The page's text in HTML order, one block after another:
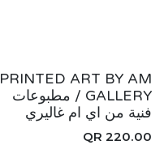
جديد!
PRINTED ART BY AM
GALLERY / مطبوعات
فنية من اي ام غاليري
220.00